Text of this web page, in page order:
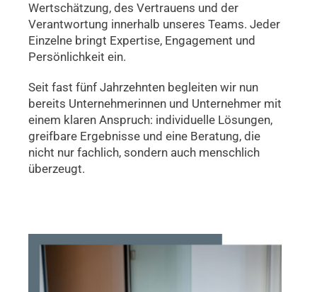
Wertschätzung, des Vertrauens und der
Verantwortung innerhalb unseres Teams. Jeder
Einzelne bringt Expertise, Engagement und
Persönlichkeit ein.
Seit fast fünf Jahrzehnten begleiten wir nun
bereits Unternehmerinnen und Unternehmer mit
einem klaren Anspruch: individuelle Lösungen,
greifbare Ergebnisse und eine Beratung, die
nicht nur fachlich, sondern auch menschlich
überzeugt.